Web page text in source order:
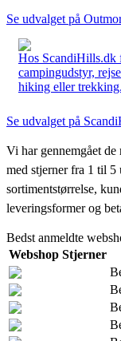
Se udvalget på
Hos ScandiHills.dk
campingudstyr,
hiking eller
Se udvalget på
Vi har gennemgået
med stjerner fra 1 til 5
sortimentstørrelse,
leveringsformer og
Bedst anmeldte
Webshop Stjerner